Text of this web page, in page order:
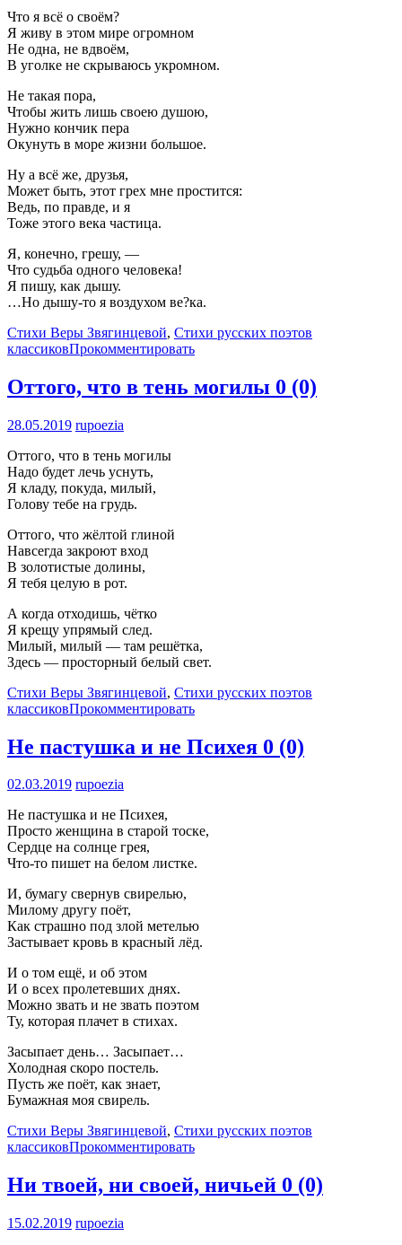
Что я всё о своём?
Я живу в этом мире огромном
Не одна, не вдвоём,
В уголке не скрываюсь укромном.
Не такая пора,
Чтобы жить лишь своею душою,
Нужно кончик пера
Окунуть в море жизни большое.
Ну а всё же, друзья,
Может быть, этот грех мне простится:
Ведь, по правде, и я
Тоже этого века частица.
Я, конечно, грешу, —
Что судьба одного человека!
Я пишу, как дышу.
…Но дышу-то я воздухом ве?ка.
Стихи Веры Звягинцевой, Стихи русских поэтов
классиковПрокомментировать
Оттого, что в тень могилы 0 (0)
28.05.2019 rupoezia
Оттого, что в тень могилы
Надо будет лечь уснуть,
Я кладу, покуда, милый,
Голову тебе на грудь.
Оттого, что жёлтой глиной
Навсегда закроют вход
В золотистые долины,
Я тебя целую в рот.
А когда отходишь, чётко
Я крещу упрямый след.
Милый, милый — там решётка,
Здесь — просторный белый свет.
Стихи Веры Звягинцевой, Стихи русских поэтов
классиковПрокомментировать
Не пастушка и не Психея 0 (0)
02.03.2019 rupoezia
Не пастушка и не Психея,
Просто женщина в старой тоске,
Сердце на солнце грея,
Что-то пишет на белом листке.
И, бумагу свернув свирелью,
Милому другу поёт,
Как страшно под злой метелью
Застывает кровь в красный лёд.
И о том ещё, и об этом
И о всех пролетевших днях.
Можно звать и не звать поэтом
Ту, которая плачет в стихах.
Засыпает день… Засыпает…
Холодная скоро постель.
Пусть же поёт, как знает,
Бумажная моя свирель.
Стихи Веры Звягинцевой, Стихи русских поэтов
классиковПрокомментировать
Ни твоей, ни своей, ничьей 0 (0)
15.02.2019 rupoezia